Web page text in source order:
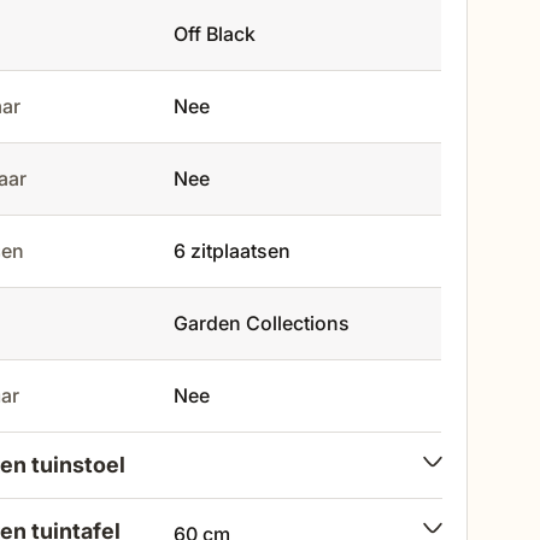
Off Black
Nee
Nee
6 zitplaatsen
Garden Collections
Nee
tuinstoel
60 cm
tuintafel